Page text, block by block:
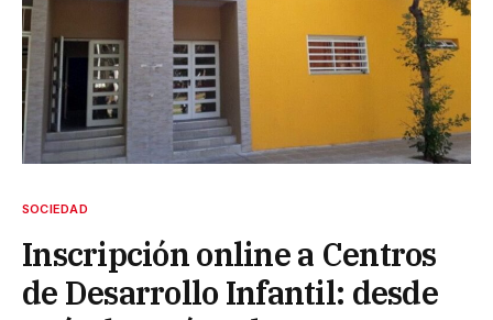
SOCIEDAD
Inscripción online a Centros
de Desarrollo Infantil: desde